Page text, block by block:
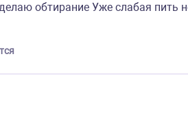
обтирание Уже слабая пить